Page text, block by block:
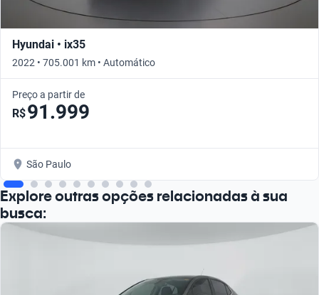
Hyundai • ix35
2022 • 705.001 km • Automático
Preço a partir de
R$91.999
São Paulo
Explore outras opções relacionadas à sua
busca: